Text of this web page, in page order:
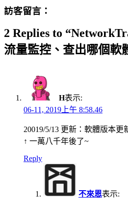
訪客留言：
2 Replies to
流量監控、查出哪個軟
H表示:
06-11, 2019上午 8:58.46
20019/5/13 更新：軟體版本更
↑ 一萬八千年後了~
Reply
不來恩表示: